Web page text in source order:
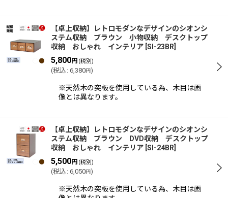
【卓上収納】レトロモダンなデザインのシオンシ
ステム収納 ブラウン 小物収納 デスクトップ
収納 おしゃれ インテリア SI-23BR
5,800円 (税別)
(税込 : 6,380円)
※天然木の突板を使用している為、木目は画
像とは異なります。
【卓上収納】レトロモダンなデザインのシオンシ
ステム収納 ブラウン DVD収納 デスクトップ
収納 おしゃれ インテリア SI-24BR
5,500円 (税別)
(税込 : 6,050円)
※天然木の突板を使用している為、木目は画